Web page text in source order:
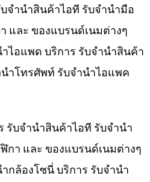
จำนำสินค้าไอที รับจำนำมือ
และ ของแบรนด์เนมต่างๆ
ไอแพด บริการ รับจำนำสินค้า
ำโทรศัพท์ รับจำนำไอแพค
รับจำนำสินค้าไอที รับจำนำ
กา และ ของแบรนด์เนมต่างๆ
กล้องโซนี่ บริการ รับจำนำ